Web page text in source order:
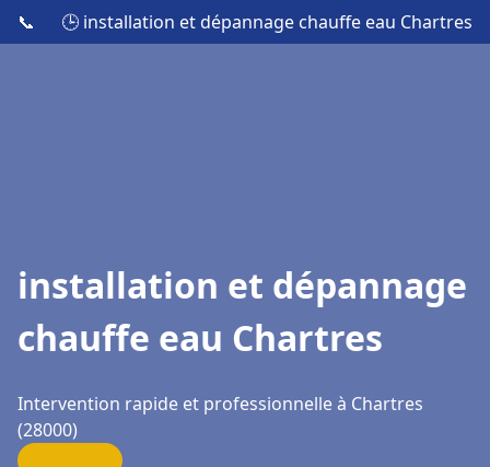
📞 🕒 installation et dépannage chauffe eau Chartres
installation et dépannage
chauffe eau Chartres
Intervention rapide et professionnelle à Chartres
(28000)